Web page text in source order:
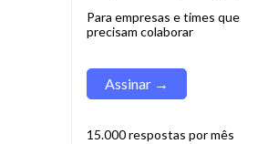
Para empresas e times que
precisam colaborar
Assinar →
15.000 respostas por mês